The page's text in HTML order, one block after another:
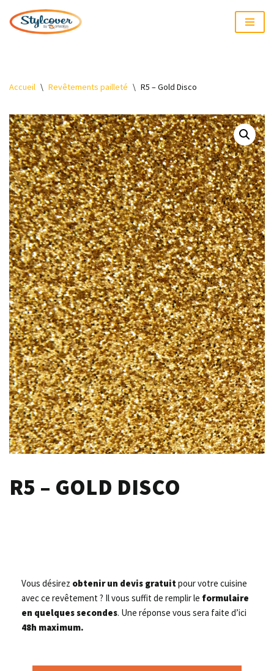
Aller
Accueil \ Revêtements pailleté \ R5 – Gold Disco
R5 – GOLD DISCO
Vous désirez obtenir un devis gratuit pour votre cuisine
avec ce revêtement ? Il vous suffit de remplir le formulaire
en quelques secondes. Une réponse vous sera faite d’ici
48h maximum.